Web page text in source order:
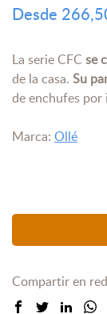
Desde
La serie CFC se
de la casa. Su
de enchufes por
Marca: Ollé
Compartir en